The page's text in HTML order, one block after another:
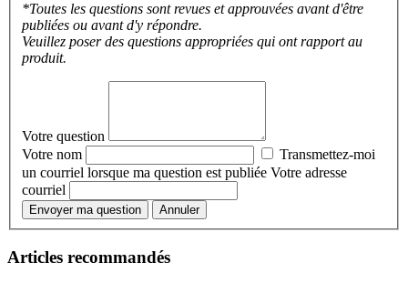
*Toutes les questions sont revues et approuvées avant d'être
publiées ou avant d'y répondre.
Veuillez poser des questions appropriées qui ont rapport au
produit.
Votre question
Votre nom
Transmettez-moi
un courriel lorsque ma question est publiée Votre adresse
courriel
Envoyer ma question Annuler
Articles recommandés